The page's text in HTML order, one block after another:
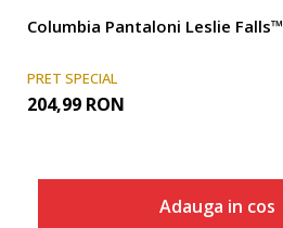
Columbia Pantaloni Leslie Falls™
PRET SPECIAL
204,99 RON
Adauga in cos